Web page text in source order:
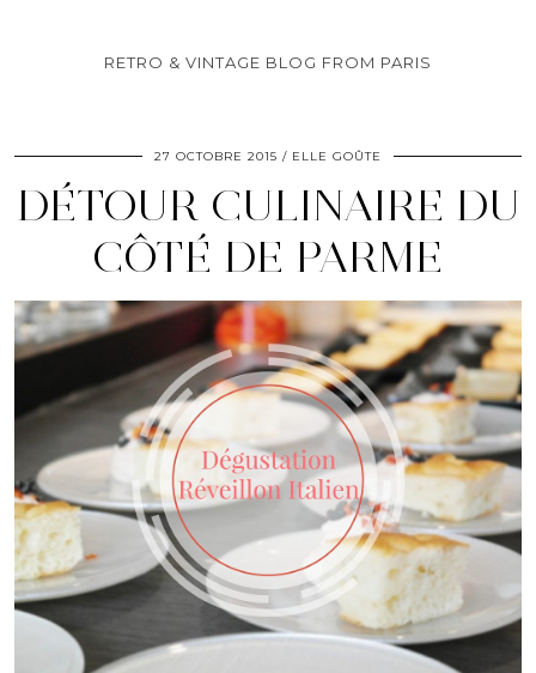
RETRO & VINTAGE BLOG FROM PARIS
27 OCTOBRE 2015 ELLE GOÛTE
DÉTOUR CULINAIRE DU
CÔTÉ DE PARME